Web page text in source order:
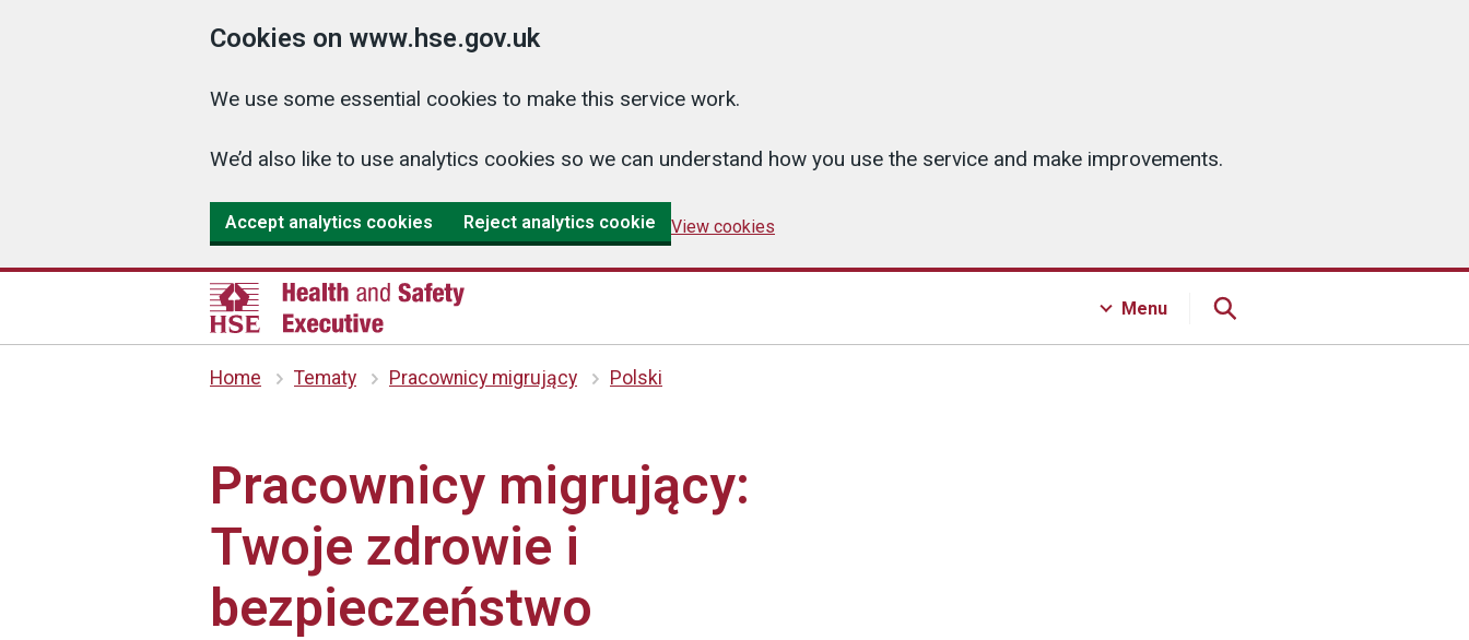
Cookies on www.hse.gov.uk
We use some essential cookies to make this service work.
We’d also like to use analytics cookies so we can understand how you use the service and make improvements.
Accept analytics cookies Reject analytics cookie View cookies
Menu
Home Tematy Pracownicy migrujący Polski
Pracownicy migrujący:
Twoje zdrowie i
bezpieczeństwo